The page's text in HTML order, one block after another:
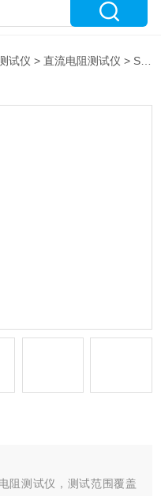
试仪 >直流电阻测试仪 > SMR240高精度直流电阻测试仪
阻测试仪，测试范围覆盖